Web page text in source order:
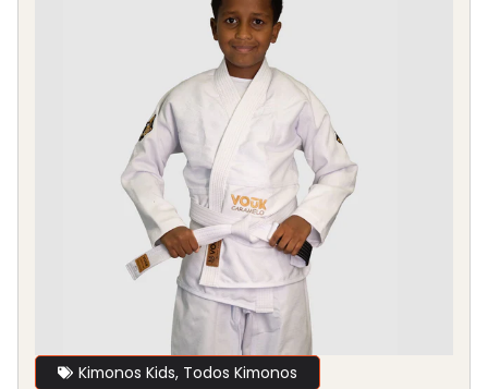
Kimonos Kids, Todos Kimonos